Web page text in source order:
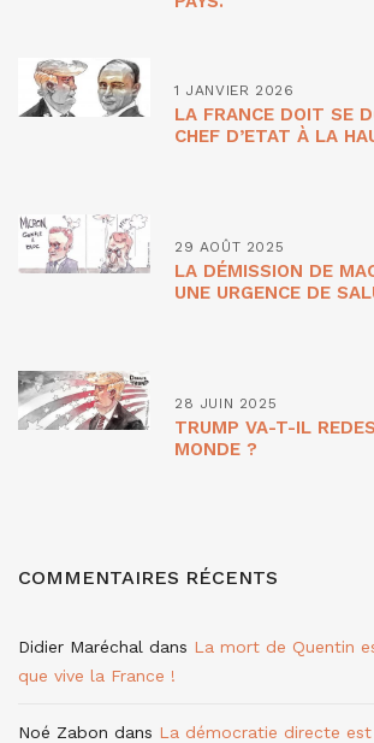
1 JANVIER 2026
LA FRANCE DOIT SE
CHEF D’ETAT À LA
29 AOÛT 2025
LA DÉMISSION DE
UNE URGENCE DE
28 JUIN 2025
TRUMP VA-T-IL
MONDE ?
COMMENTAIRES RÉCENTS
Didier Maréchal dans La mort de Quentin
que vive la France !
Noé Zabon dans La démocratie directe